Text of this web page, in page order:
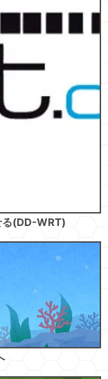
る(DD-WRT)